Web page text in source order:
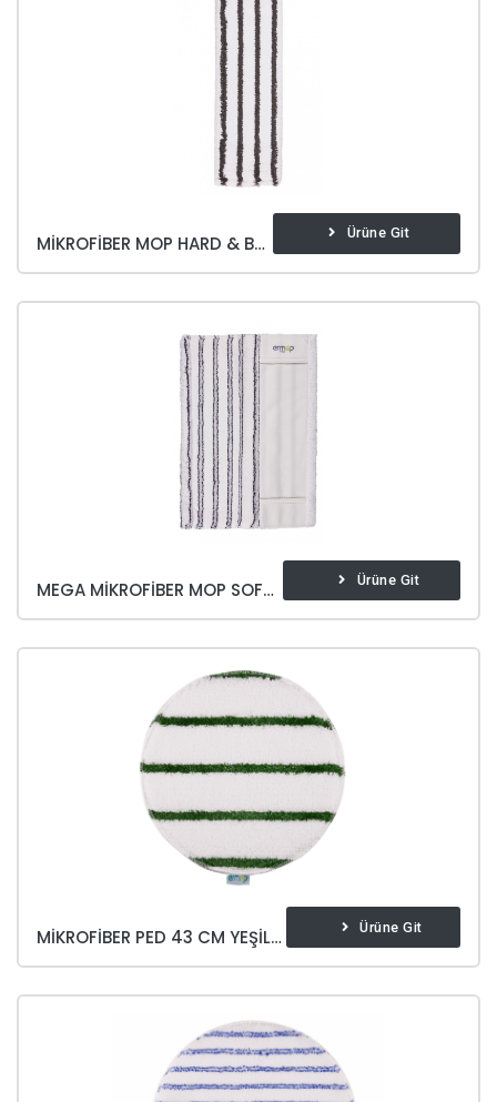
MIKROFIBER MOP HARD & BRITE Ürüne Git
MEGA MIKROFIBER MOP SOFT & BRITE Ürüne Git
MIKROFIBER PED 43 CM YEŞIL OVALAMA Ürüne Git